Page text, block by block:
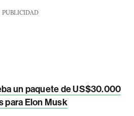
PUBLICIDAD
un paquete de US$30.000
para Elon Musk